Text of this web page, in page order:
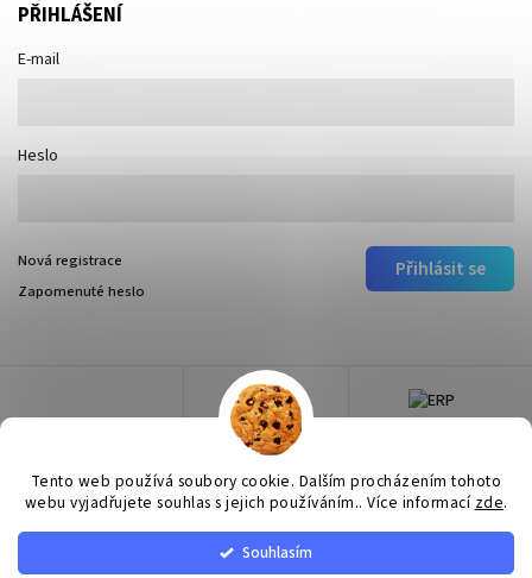
Tento web používá soubory cookie. Dalším procházením tohoto
webu vyjadřujete souhlas s jejich používáním.. Více informací zde.
Souhlasím
PŘIHLÁŠENÍ
E-mail
Heslo
Přihlásit se
Nová registrace
Zapomenuté heslo
Surtep. Všechna práva vyhrazena.